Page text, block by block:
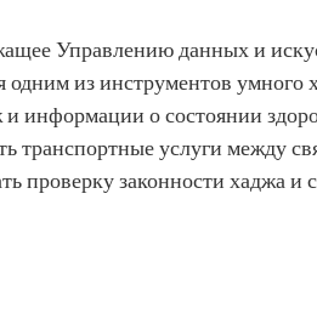
Управлению данных и
из инструментов умного
информации о состоянии
транспортные услуги между
проверку законности хаджа и